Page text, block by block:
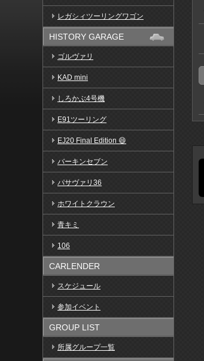
レガシィツーリングワゴン
HISTORY GARAGE
ゴルヴァリ
KAD mini
しろかぶ4号機
E91ツーリング
EJ20 Final Edition 😄
バーキンセブン
パサヴァリ36
ホワイトクラウン
青キミ
106
CARLENDER
スケジュール
参加イベント
GROUP LIST
所属グループ一覧